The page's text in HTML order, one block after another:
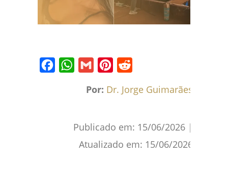
Por: Dr. Jorge Guimarães
Publicado em: 15/06/2026 |
Atualizado em: 15/06/2026